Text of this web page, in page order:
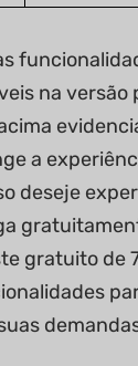
na versão
a
deseje
gratuito de